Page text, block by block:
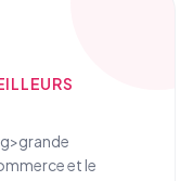
et le